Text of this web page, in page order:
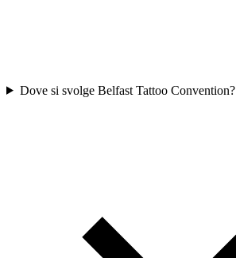
Dove si svolge Belfast Tattoo Convention?